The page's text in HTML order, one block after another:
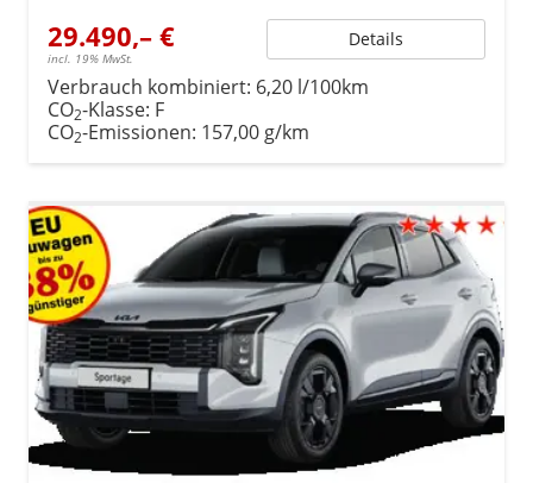
29.490,– €
incl. 19% MwSt.
Details
Verbrauch kombiniert: 6,20 l/100km
CO2-Klasse: F
CO2-Emissionen: 157,00 g/km